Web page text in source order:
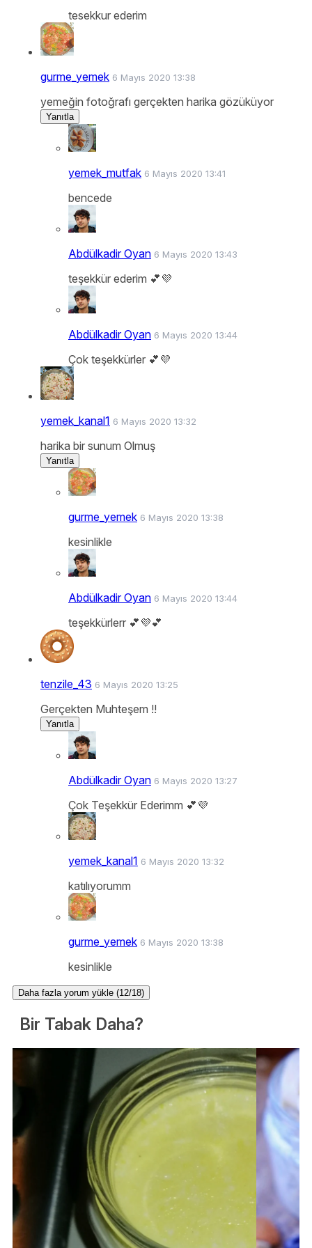
tesekkur ederim
gurme_yemek 6 Mayıs 2020 13:38
yemeğin fotoğrafı gerçekten harika gözüküyor
Yanıtla
yemek_mutfak 6 Mayıs 2020 13:41
bencede
Abdülkadir Oyan 6 Mayıs 2020 13:43
teşekkür ederim 💕💜
Abdülkadir Oyan 6 Mayıs 2020 13:44
Çok teşekkürler 💕💜
yemek_kanal1 6 Mayıs 2020 13:32
harika bir sunum Olmuş
Yanıtla
gurme_yemek 6 Mayıs 2020 13:38
kesinlikle
Abdülkadir Oyan 6 Mayıs 2020 13:44
teşekkürlerr 💕💜💕
tenzile_43 6 Mayıs 2020 13:25
Gerçekten Muhteşem !!
Yanıtla
Abdülkadir Oyan 6 Mayıs 2020 13:27
Çok Teşekkür Ederimm 💕💜
yemek_kanal1 6 Mayıs 2020 13:32
katılıyorumm
gurme_yemek 6 Mayıs 2020 13:38
kesinlikle
Daha fazla yorum yükle (12/18)
Bir Tabak Daha?